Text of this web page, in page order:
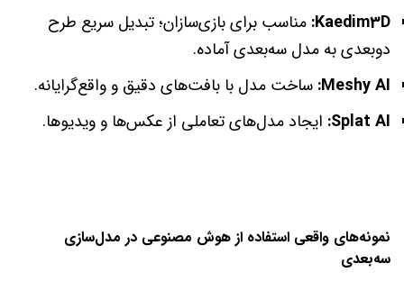
Kaedim3D: مناسب برای بازی‌سازان؛ تبدیل سریع طرح
دوبعدی به مدل سه‌بعدی آماده.
Meshy AI: ساخت مدل با بافت‌های دقیق و واقع‌گرایانه.
Splat AI: ایجاد مدل‌های تعاملی از عکس‌ها و ویدیوها.
نمونه‌های واقعی استفاده از هوش مصنوعی در مدل‌سازی
سه‌بعدی